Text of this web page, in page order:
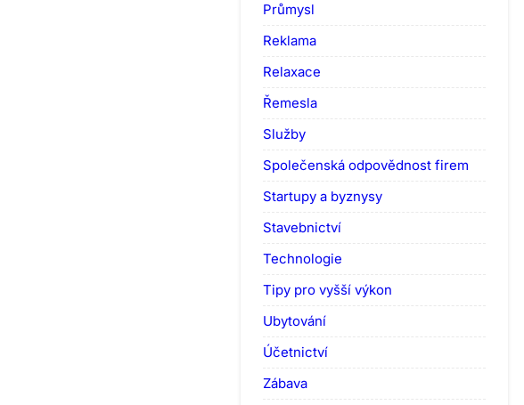
Průmysl
Reklama
Relaxace
Řemesla
Služby
Společenská odpovědnost firem
Startupy a byznysy
Stavebnictví
Technologie
Tipy pro vyšší výkon
Ubytování
Účetnictví
Zábava